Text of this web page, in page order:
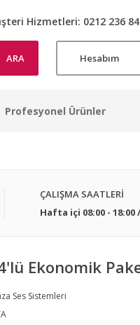
Hizmetleri: 0212 236
ARA Hesabım
Profesyonel Ürünler
ÇALIŞMA SAATLERİ
Hafta içi 08:00 - 18:00
Ekonomik
Ses Sistemleri